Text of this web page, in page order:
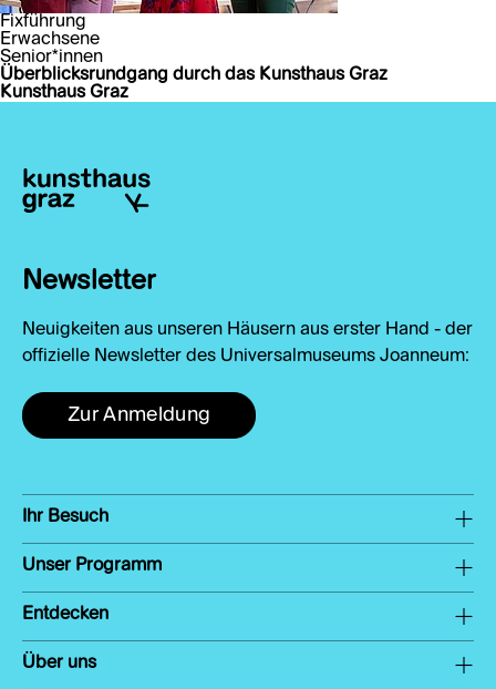
Fixführung
Erwachsene
Senior*innen
Überblicksrundgang durch das Kunsthaus Graz
Kunsthaus Graz
Newsletter
Neuigkeiten aus unseren Häusern aus erster Hand - der
offizielle Newsletter des Universalmuseums Joanneum:
Zur Anmeldung
Ihr Besuch
Unser Programm
Entdecken
Über uns